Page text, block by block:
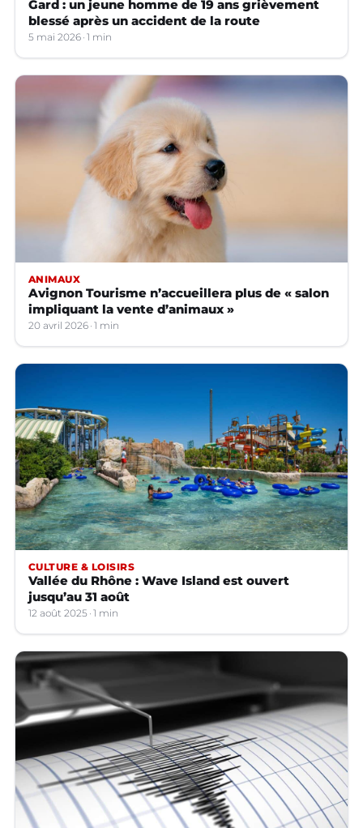
Gard : un jeune homme de 19 ans grièvement
blessé après un accident de la route
5 mai 2026 1 min
ANIMAUX
Avignon Tourisme n’accueillera plus de « salon
impliquant la vente d’animaux »
20 avril 2026 1 min
CULTURE & LOISIRS
Vallée du Rhône : Wave Island est ouvert
jusqu’au 31 août
12 août 2025 1 min